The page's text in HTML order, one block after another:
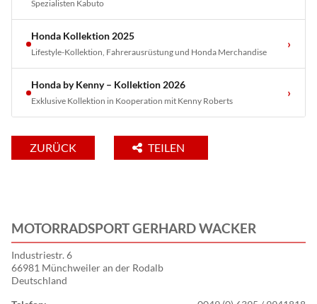
Spezialisten Kabuto
Honda Kollektion 2025
Lifestyle-Kollektion, Fahrerausrüstung und Honda Merchandise
›
Honda by Kenny – Kollektion 2026
Exklusive Kollektion in Kooperation mit Kenny Roberts
›
ZURÜCK TEILEN
MOTORRADSPORT GERHARD WACKER
Industriestr. 6
66981 Münchweiler an der Rodalb
Deutschland